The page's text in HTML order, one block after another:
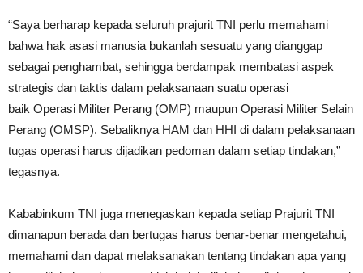
“Saya berharap kepada seluruh prajurit TNI perlu memahami
bahwa hak asasi manusia bukanlah sesuatu yang dianggap
sebagai penghambat, sehingga berdampak membatasi aspek
strategis dan taktis dalam pelaksanaan suatu operasi
baik Operasi Militer Perang (OMP) maupun Operasi Militer Selain
Perang (OMSP). Sebaliknya HAM dan HHI di dalam pelaksanaan
tugas operasi harus dijadikan pedoman dalam setiap tindakan,”
tegasnya.
Kababinkum TNI juga menegaskan kepada setiap Prajurit TNI
dimanapun berada dan bertugas harus benar-benar mengetahui,
memahami dan dapat melaksanakan tentang tindakan apa yang